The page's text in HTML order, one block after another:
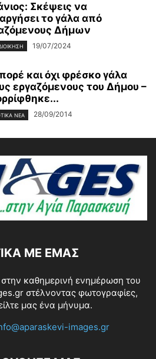
Σκέψεις να
το γάλα από
Δήμων
19/07/2024
και όχι φρέσκο γάλα
εργαζόμενους του Δήμου –
ΝΕΑ 28/09/2014
ΜΕ ΕΜΆΣ
καθημερινή ενημέρωση του
στέλνοντας φωτογραφίες,
μας ένα μήνυμα.
images.gr